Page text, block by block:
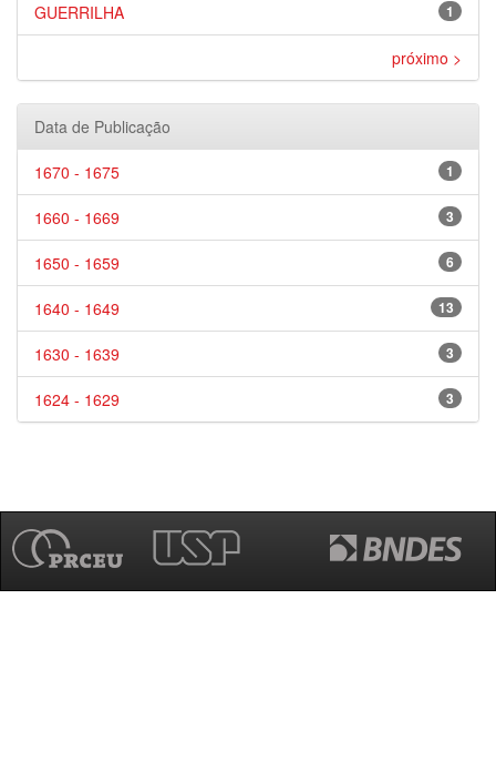
1
GUERRILHA
próximo >
Data de Publicação
1
1670 - 1675
3
1660 - 1669
6
1650 - 1659
13
1640 - 1649
3
1630 - 1639
3
1624 - 1629